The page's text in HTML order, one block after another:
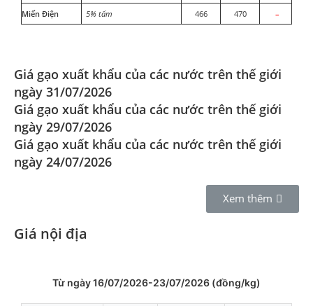
Miến Điện
5% tấm 466 470 –
Giá gạo xuất khẩu của các nước trên thế giới
ngày 31/07/2026
Giá gạo xuất khẩu của các nước trên thế giới
ngày 29/07/2026
Giá gạo xuất khẩu của các nước trên thế giới
ngày 24/07/2026
Xem thêm
Giá nội địa
Từ ngày 16/07/2026-23/07/2026 (đồng/kg)